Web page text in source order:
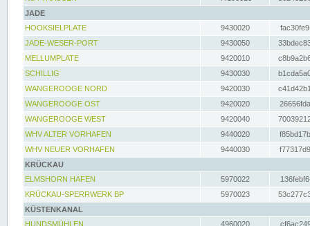
JADE
HOOKSIELPLATE
9430020
JADE-WESER-PORT
9430050
MELLUMPLATE
9420010
SCHILLIG
9430030
WANGEROOGE NORD
9420030
WANGEROOGE OST
9420020
WANGEROOGE WEST
9420040
WHV ALTER VORHAFEN
9440020
WHV NEUER VORHAFEN
9440030
KRÜCKAU
ELMSHORN HAFEN
5970022
KRÜCKAU-SPERRWERK BP
5970023
KÜSTENKANAL
HUNDSMÜHLEN
4960020